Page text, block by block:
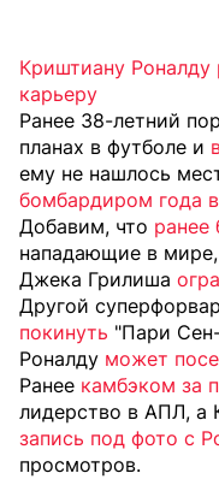
Криштиану Роналду
карьеру
Ранее 38-летний
планах в футболе и
ему не нашлось
бомбардиром года
Добавим, что ранее
нападающие в
Джека Грилиша
Другой
покинуть "Пари
Роналду может
Ранее камбэком за
лидерство в АПЛ, а
запись под фото с
просмотров.